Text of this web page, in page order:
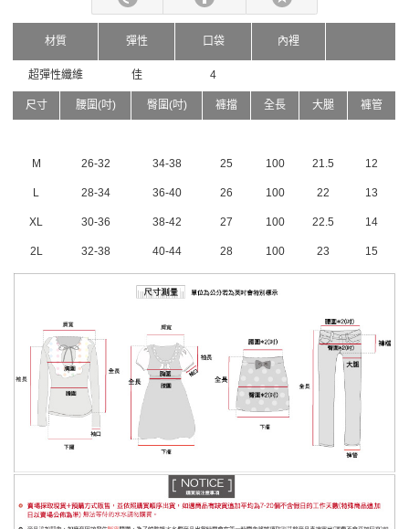
材質 彈性 口袋 內裡
超彈性纖維 佳 4
尺寸 腰圍(吋) 臀圍(吋) 褲擋 全長 大腿 褲管
M 26-32 34-38 25 100 21.5 12
L 28-34 36-40 26 100 22 13
XL 30-36 38-42 27 100 22.5 14
2L 32-38 40-44 28 100 23 15